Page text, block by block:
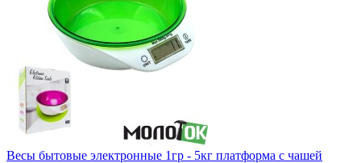
Весы бытовые электронные 1гр - 5кг платформа с чашей